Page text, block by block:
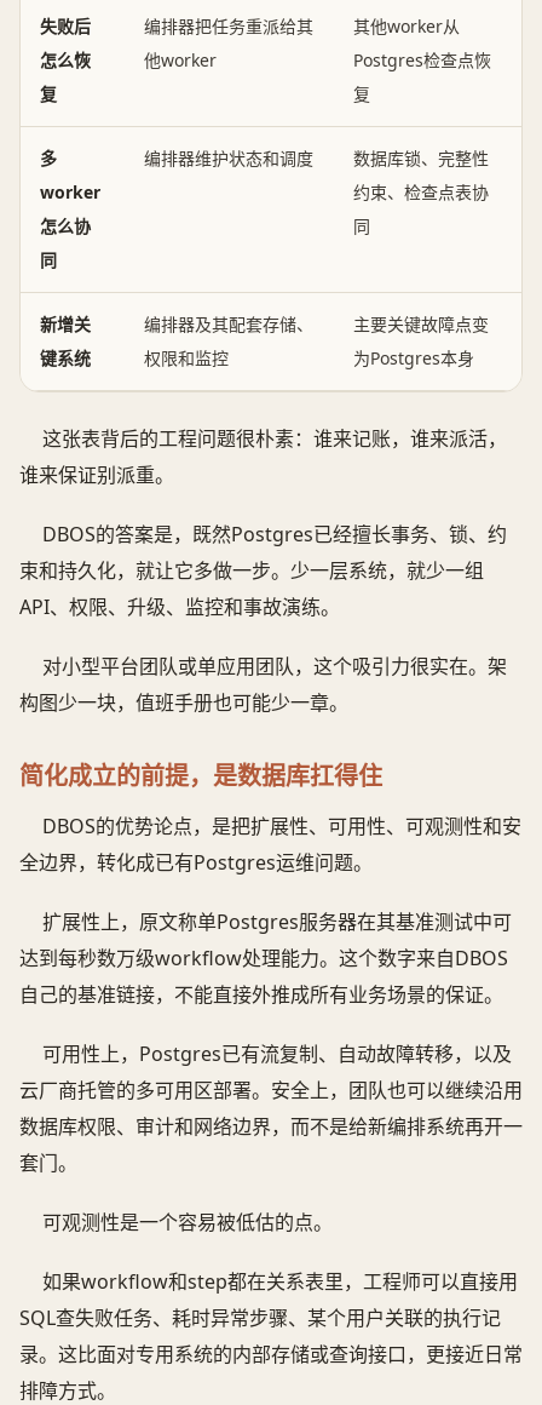
失败后
怎么恢
复
编排器把任务重派给其
他worker
其他worker从
Postgres检查点恢
复
多
worker
怎么协
同
编排器维护状态和调度
数据库锁、完整性
约束、检查点表协
同
新增关
键系统
编排器及其配套存储、
权限和监控
主要关键故障点变
为Postgres本身
这张表背后的工程问题很朴素：谁来记账，谁来派活，
谁来保证别派重。
DBOS的答案是，既然Postgres已经擅长事务、锁、约
束和持久化，就让它多做一步。少一层系统，就少一组
API、权限、升级、监控和事故演练。
对小型平台团队或单应用团队，这个吸引力很实在。架
构图少一块，值班手册也可能少一章。
简化成立的前提，是数据库扛得住
DBOS的优势论点，是把扩展性、可用性、可观测性和安
全边界，转化成已有Postgres运维问题。
扩展性上，原文称单Postgres服务器在其基准测试中可
达到每秒数万级workflow处理能力。这个数字来自DBOS
自己的基准链接，不能直接外推成所有业务场景的保证。
可用性上，Postgres已有流复制、自动故障转移，以及
云厂商托管的多可用区部署。安全上，团队也可以继续沿用
数据库权限、审计和网络边界，而不是给新编排系统再开一
套门。
可观测性是一个容易被低估的点。
如果workflow和step都在关系表里，工程师可以直接用
SQL查失败任务、耗时异常步骤、某个用户关联的执行记
录。这比面对专用系统的内部存储或查询接口，更接近日常
排障方式。